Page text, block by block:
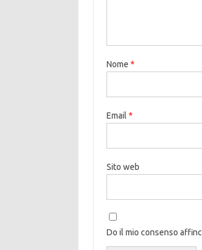
Nome *
Email *
Sito web
Do il mio consenso